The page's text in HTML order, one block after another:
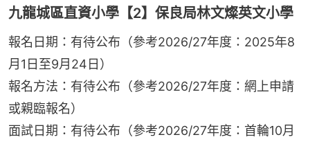
九龍城區直資小學【2】保良局林文燦英文小學
報名日期：有待公布（參考2026/27年度：2025年8
月1日至9月24日）
報名方法：有待公布（參考2026/27年度：網上申請
或親臨報名）
面試日期：有待公布（參考2026/27年度：首輪10月